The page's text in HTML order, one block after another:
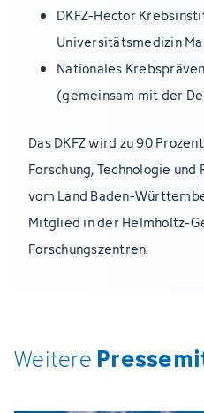
DKFZ-Hector
Universitätsmedizin
Nationales
(gemeinsam mit der
Das DKFZ wird zu 90
Forschung, Technologie
vom Land Baden-
Mitglied in der Helmholtz-
Forschungszentren.
Weitere